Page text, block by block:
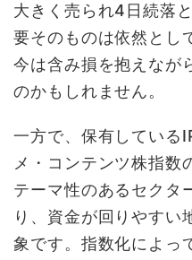
大きく売られ4日続落
要そのものは依然とし
今は含み損を抱えなが
のかもしれません。
一方で、保有している
メ・コンテンツ株指数
テーマ性のあるセクタ
り、資金が回りやすい
象です。指数化によっ